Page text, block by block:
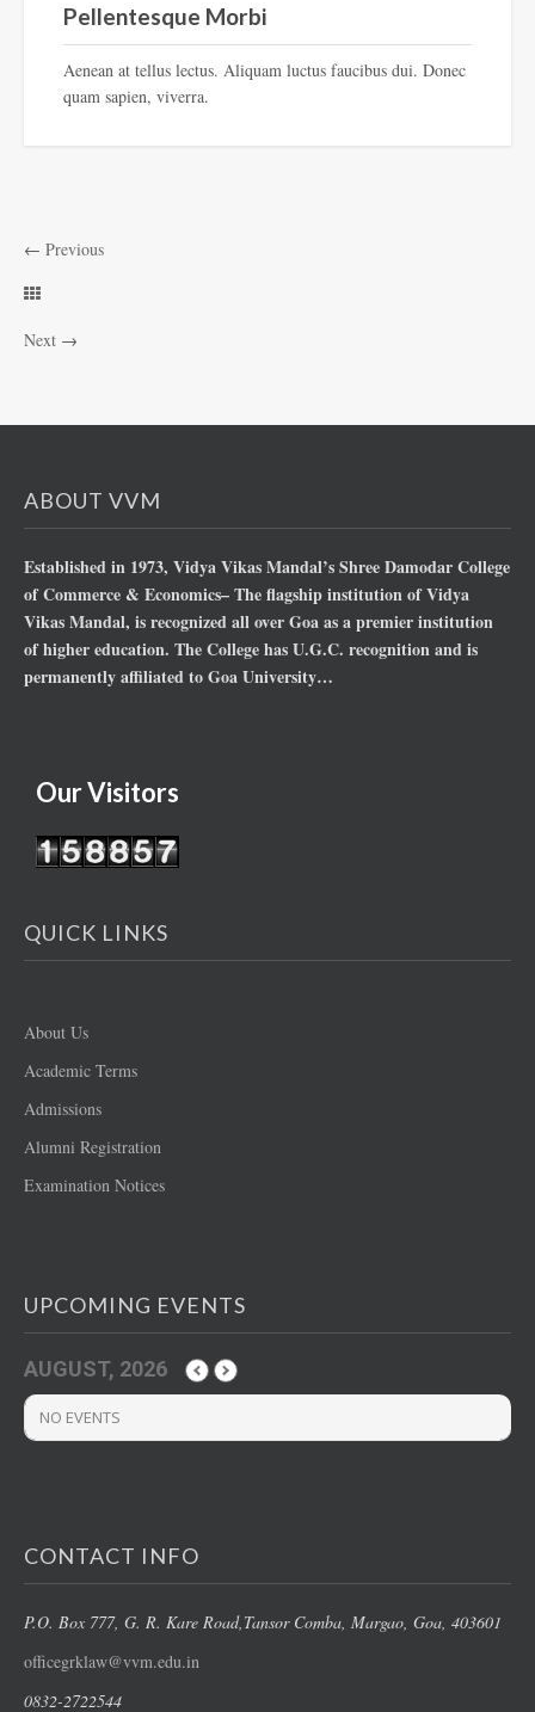
Pellentesque Morbi
Aenean at tellus lectus. Aliquam luctus faucibus dui. Donec
quam sapien, viverra.
← Previous
Next →
ABOUT VVM
Established in 1973, Vidya Vikas Mandal’s Shree Damodar College
of Commerce & Economics– The flagship institution of Vidya
Vikas Mandal, is recognized all over Goa as a premier institution
of higher education. The College has U.G.C. recognition and is
permanently affiliated to Goa University…
Our Visitors
QUICK LINKS
About Us
Academic Terms
Admissions
Alumni Registration
Examination Notices
UPCOMING EVENTS
AUGUST, 2026
NO EVENTS
CONTACT INFO
P.O. Box 777, G. R. Kare Road,Tansor Comba, Margao, Goa, 403601
officegrklaw@vvm.edu.in
0832-2722544